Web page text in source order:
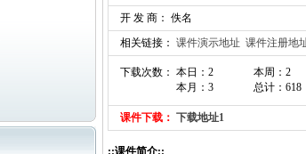
开 发 商： 佚名
相关链接： 课件演示地址 课件注册地
下载次数： 本日：2
本月：3
本周：2
总计：618
课件下载： 下载地址1
::课件简介::